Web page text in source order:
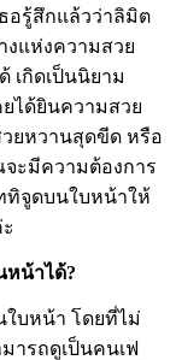
อรู้สึกแล้วว่าลิมิต
งแห่งความสวย
เกิดเป็นนิยาม
ได้ยินความสวย
วยหวานสุดขีด หรือ
ะมีความต้องการ
ทิจูดบนใบหน้าให้
หน้าได้?
บหน้า โดยที่ไม่
ารถดูเป็นคนเฟ